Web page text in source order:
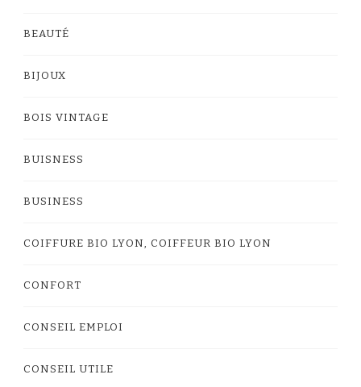
BEAUTÉ
BIJOUX
BOIS VINTAGE
BUISNESS
BUSINESS
COIFFURE BIO LYON, COIFFEUR BIO LYON
CONFORT
CONSEIL EMPLOI
CONSEIL UTILE